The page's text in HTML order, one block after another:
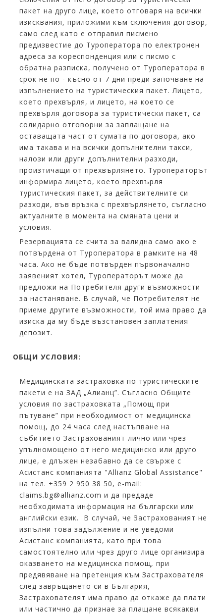
пакет на друго лице, което отговаря на всички
изисквания, приложими към сключения договор,
само след като е отправил писмено
предизвестие до Туроператора по електронен
адреса за кореспонденция или с писмо с
обратна разписка, получено от Туроператора в
срок не по - късно от 7 дни преди започване на
изпълнението на туристическия пакет. Лицето,
което прехвърля, и лицето, на което се
прехвърля договора за туристически пакет, са
солидарно отговорни за заплащане на
оставащата част от сумата по договора, ако
има такава и на всички допълнителни такси,
налози или други допълнителни разходи,
произтичащи от прехвърлянето. Туроператорът
информира лицето, което прехвърля
туристическия пакет, за действителните си
разходи, във връзка с прехвърлянето, съгласно
актуалните в момента на смяната цени и
условия.
Резервацията се счита за валидна само ако е
потвърдена от Туроператора в рамките на 48
часа. Ако не бъде потвърден първоначално
заявеният хотел, Туроператорът може да
предложи на Потребителя други възможности
за настаняване. В случай, че Потребителят не
приеме другите възможности, той има право да
изиска да му бъде възстановен заплатения
депозит.
ОБЩИ УСЛОВИЯ:
Медицинската застраховка по туристическите
пакети е на ЗАД „Алианц”. Съгласно Общите
условия по застраховката „Помощ при
пътуване” при необходимост от медицинска
помощ, до 24 часа след настъпване на
събитието Застрахованият лично или чрез
упълномощено от него медицинско или друго
лице, е длъжен незабавно да се свърже с
Асистанс компанията "Allianz Global Assistance"
на тел. +359 2 950 38 50, е-mail:
claims.bg@allianz.com и да предаде
необходимата информация на български или
английски език. В случай, че Застрахованият не
изпълни това задължение и не уведоми
Асистанс компанията, като при това
самостоятелно или чрез друго лице организира
оказването на медицинска помощ, при
предявяване на претенция към Застрахователя
след завръщането си в България,
Застрахователят има право да откаже да плати
или частично да признае за плащане всякакви